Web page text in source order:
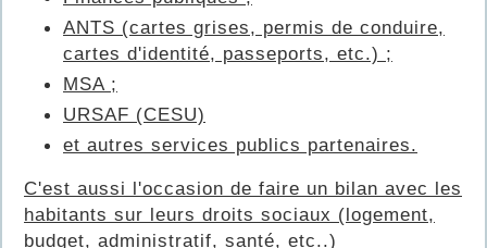
ANTS (cartes grises, permis de conduire,
cartes d'identité, passeports, etc.) ;
MSA ;
URSAF (CESU)
et autres services publics partenaires.
C'est aussi l'occasion de faire un bilan avec les
habitants sur leurs droits sociaux (logement,
budget, administratif, santé, etc..)